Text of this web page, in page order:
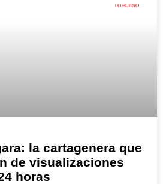
LO BUENO
la cartagenera que
de visualizaciones
horas